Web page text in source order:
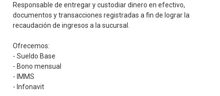
Responsable de entregar y custodiar dinero en efectivo,
documentos y transacciones registradas a fin de lograr la
recaudación de ingresos a la sucursal.
Ofrecemos:
- Sueldo Base
- Bono mensual
- IMMS
- Infonavit